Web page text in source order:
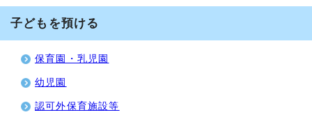
子どもを預ける
保育園・乳児園
幼児園
認可外保育施設等